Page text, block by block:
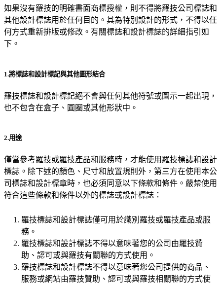
如果沒有羅技的明確書面商標授權，則不得將羅技公司標誌和
其他設計標誌用於任何目的。其為特別設計的形式，不得以任
何方式重新排版或修改。有關標誌和設計標誌的詳細指引如
下。
1.將標誌和設計標記與其他圖形結合
羅技標誌和設計標記絕不會與任何其他符號或圖示一起出現，
也不包含在盒子、圓圈或其他形狀中。
2.用途
僅當參考羅技或羅技產品和服務時，才能使用羅技標誌和設計
標誌。除下述的顏色、尺寸和放置規則外，第三方在使用本公
司標誌和設計標章時，也必須同意以下條款和條件。嚴禁使用
符合這些條款和條件以外的標誌或設計標誌：
羅技標誌和設計標誌僅可用於識別羅技或羅技產品或服
務。
羅技標誌和設計標誌不得以意味著您的公司由羅技贊
助、認可或與羅技有關聯的方式使用。
羅技標誌和設計標誌不得以意味著您公司提供的商品、
服務或網站由羅技贊助、認可或與羅技相關聯的方式使